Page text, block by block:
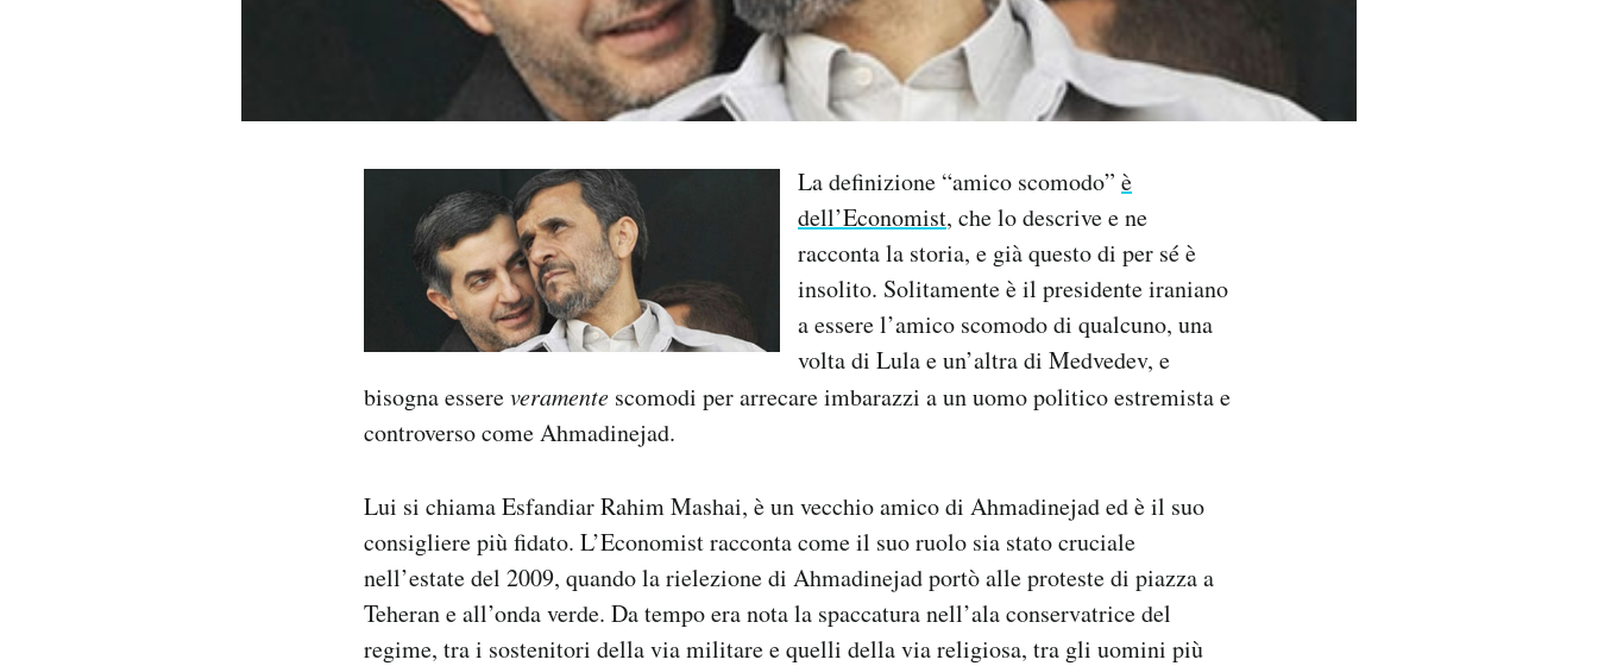
La definizione “amico scomodo” è
dell’Economist, che lo descrive e ne
racconta la storia, e già questo di per sé è
insolito. Solitamente è il presidente iraniano
a essere l’amico scomodo di qualcuno, una
volta di Lula e un’altra di Medvedev, e
bisogna essereveramente scomodi per arrecare imbarazzi a un uomo politico estremista e
controverso come Ahmadinejad.
Lui si chiama Esfandiar Rahim Mashai, è un vecchio amico di Ahmadinejad ed è il suo
consigliere più fidato. L’Economist racconta come il suo ruolo sia stato cruciale
nell’estate del 2009, quando la rielezione di Ahmadinejad portò alle proteste di piazza a
Teheran e all’onda verde. Da tempo era nota la spaccatura nell’ala conservatrice del
regime, tra i sostenitori della via militare e quelli della via religiosa, tra gli uomini più